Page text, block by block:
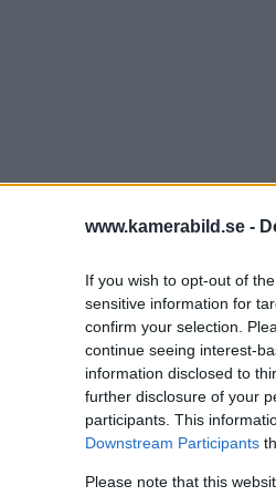
www.kamerabild.se -
If you wish to opt-out of
sensitive information for
confirm your selection.
continue seeing interest-
information disclosed to
further disclosure of your
participants. This
Downstream Participants
Please note that this
och filmaren
söker valross får